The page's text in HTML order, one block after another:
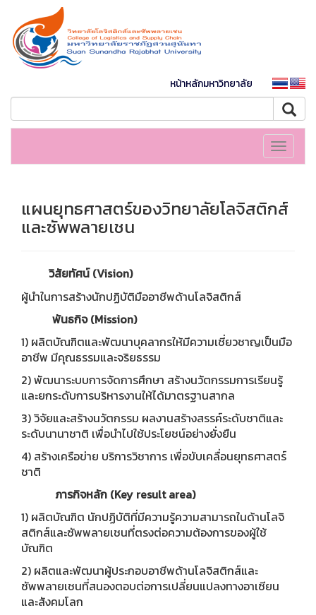
หน้าหลักมหาวิทยาลัย
Toggle
แผนยุทธศาสตร์ของวิทยาลัยโลจิสติกส์
และซัพพลายเชน
วิสัยทัศน์ (Vision)
ผู้นำในการสร้างนักปฏิบัติมืออาชีพด้านโลจิสติกส์
พันธกิจ (Mission)
1) ผลิตบัณฑิตและพัฒนาบุคลากรให้มีความเชี่ยวชาญเป็นมือ
อาชีพ มีคุณธรรมและจริยธรรม
2) พัฒนาระบบการจัดการศึกษา สร้างนวัตกรรมการเรียนรู้
และยกระดับการบริหารงานให้ได้มาตรฐานสากล
3) วิจัยและสร้างนวัตกรรม ผลงานสร้างสรรค์ระดับชาติและ
ระดับนานาชาติ เพื่อนำไปใช้ประโยชน์อย่างยั่งยืน
4) สร้างเครือข่าย บริการวิชาการ เพื่อขับเคลื่อนยุทธศาสตร์
ชาติ
ภารกิจหลัก (Key result area)
1) ผลิตบัณฑิต นักปฏิบัติที่มีความรู้ความสามารถในด้านโลจิ
สติกส์และซัพพลายเชนที่ตรงต่อความต้องการของผู้ใช้
บัณฑิต
2) ผลิตและพัฒนาผู้ประกอบอาชีพด้านโลจิสติกส์และ
ซัพพลายเชนที่สนองตอบต่อการเปลี่ยนแปลงทางอาเซียน
และสังคมโลก